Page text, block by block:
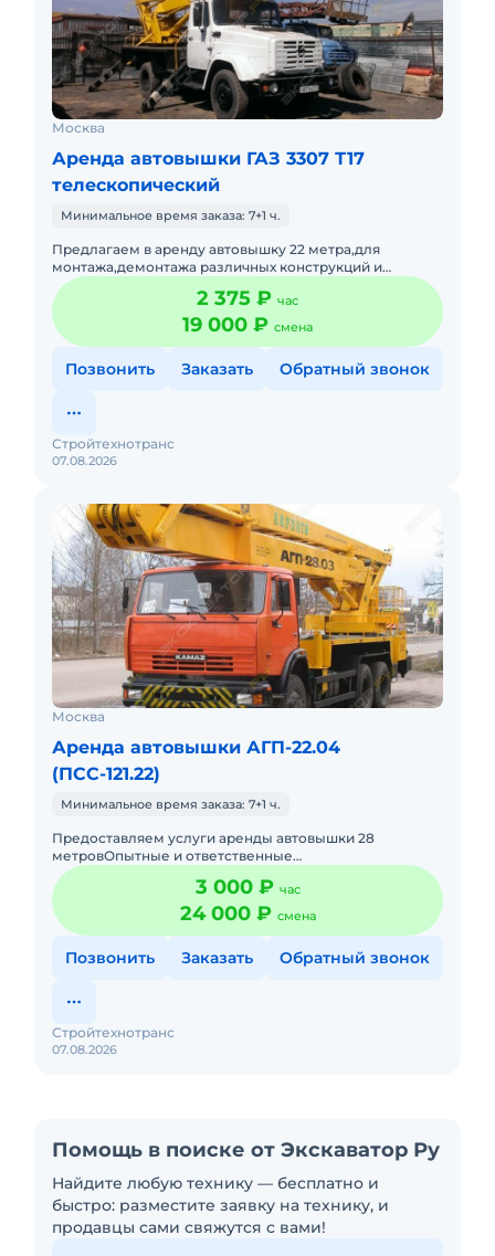
Москва
Аренда автовышки ГАЗ 3307 Т17
телескопический
Минимальное время заказа: 7+1 ч.
Предлагаем в аренду автовышку 22 метра,для
монтажа,демонтажа различных конструкций и
т.д.Подача в день заказа. Пакет отчетных документов.С
оператором.Топливо вк2 375 ₽ час
19 000 ₽ смена
Позвонить Заказать Обратный звонок
07.08.2026
Стройтехнотранс
Москва
Аренда автовышки АГП-22.04
(ПСС-121.22)
Минимальное время заказа: 7+1 ч.
Предоставляем услуги аренды автовышки 28
метровОпытные и ответственные
машинистыРаботаем круглосуточно без
выходныхПодача в день заказа. Пакет отчетных
документ
3 000 ₽ час
24 000 ₽ смена
Позвонить Заказать Обратный звонок
07.08.2026
Стройтехнотранс
Помощь в поиске от Экскаватор Ру
Найдите любую технику — бесплатно и
быстро: разместите заявку на технику, и
продавцы сами свяжутся с вами!